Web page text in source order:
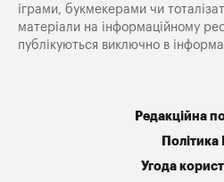
іграми, букмекерами чи
матеріали на інформаційному
публікуються виключно в
Редакційна
Політика
Угода